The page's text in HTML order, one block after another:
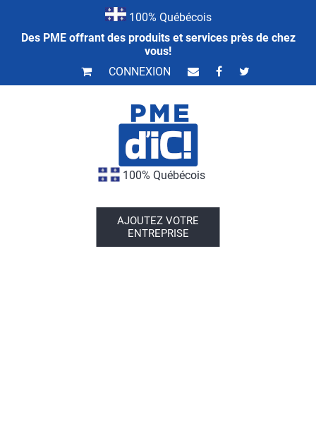
100% Québécois
Des PME offrant des produits et services près de chez
vous!
CONNEXION
100% Québécois
AJOUTEZ VOTRE
ENTREPRISE